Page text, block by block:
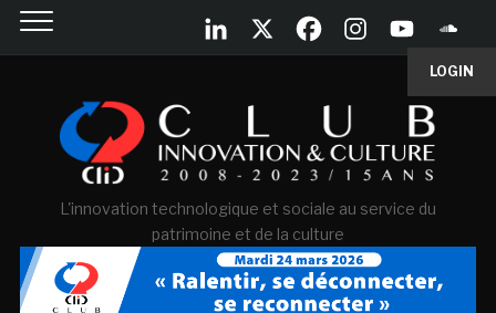
LOGIN
L'innovation technologique et sociale au service du
patrimoine et de la culture